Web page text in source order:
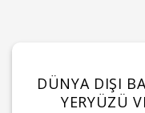
DÜNYA DIŞI
YERYÜZÜ